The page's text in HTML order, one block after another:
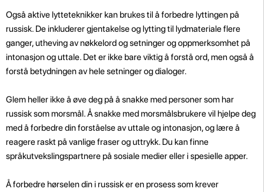
Også aktive lytteteknikker kan brukes til å forbedre lyttingen på
russisk. De inkluderer gjentakelse og lytting til lydmateriale flere
ganger, utheving av nøkkelord og setninger og oppmerksomhet på
intonasjon og uttale. Det er ikke bare viktig å forstå ord, men også å
forstå betydningen av hele setninger og dialoger.
Glem heller ikke å øve deg på å snakke med personer som har
russisk som morsmål. Å snakke med morsmålsbrukere vil hjelpe deg
med å forbedre din forståelse av uttale og intonasjon, og lære å
reagere raskt på vanlige fraser og uttrykk. Du kan finne
språkutvekslingspartnere på sosiale medier eller i spesielle apper.
Å forbedre hørselen din i russisk er en prosess som krever